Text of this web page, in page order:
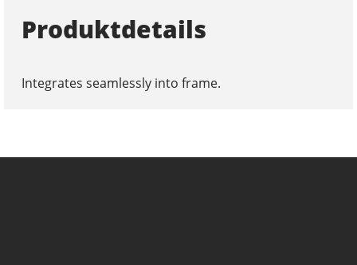
Produktdetails
Integrates seamlessly into frame.